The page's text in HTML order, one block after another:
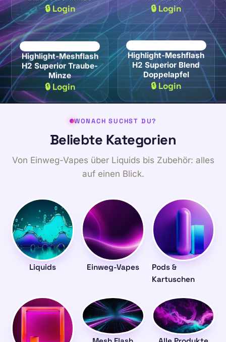
🔒 Login 🔒 Login
Highlight-Meshflash
H2 Superior Traube-
Minze
🔒 Login
Highlight-Meshflash
H2 Superior Blend
Doppelapfel
🔒 Login
WONACH SUCHST DU?
Beliebte Kategorien
Von Einweg-Vapes über Liquids bis Zubehör: alles
auf einen Blick.
Liquids Einweg-Vapes
Pods &
Kartuschen